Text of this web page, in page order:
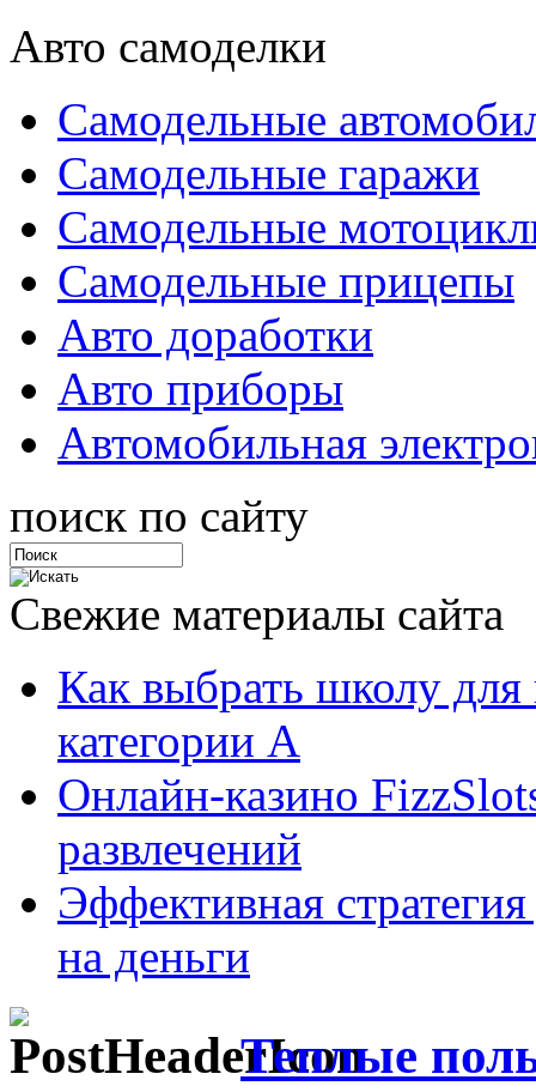
Авто самоделки
Самодельные
Самодельные гаражи
Самодельные
Самодельные прицепы
Авто доработки
Авто приборы
Автомобильная
поиск по сайту
Свежие материалы сайта
Как выбрать школу для
категории А
Онлайн-казино
развлечений
Эффективная
на деньги
Теплые